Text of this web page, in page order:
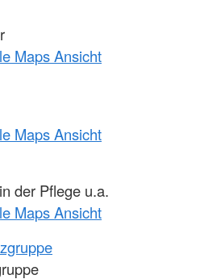
Maps Ansicht
Maps Ansicht
der Pflege u.a.
Maps Ansicht